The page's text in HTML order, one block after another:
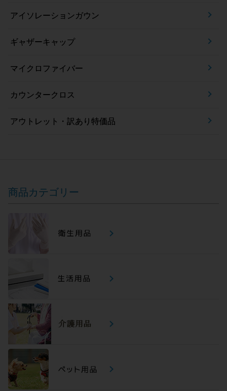
アイソレーションガウン
ギャザーキャップ
マイクロファイバー
カウンタークロス
アウトレット・訳あり特価品
商品カテゴリー